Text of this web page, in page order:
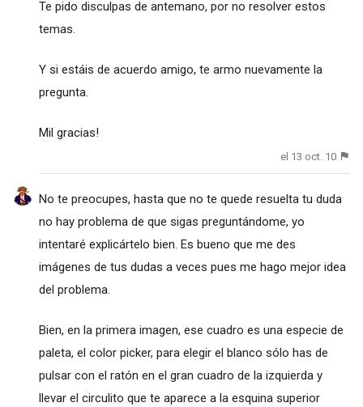
Te pido disculpas de antemano, por no resolver estos
temas.
Y si estáis de acuerdo amigo, te armo nuevamente la
pregunta.
Mil gracias!
el 13 oct. 10
No te preocupes, hasta que no te quede resuelta tu duda
no hay problema de que sigas preguntándome, yo
intentaré explicártelo bien. Es bueno que me des
imágenes de tus dudas a veces pues me hago mejor idea
del problema.
Bien, en la primera imagen, ese cuadro es una especie de
paleta, el color picker, para elegir el blanco sólo has de
pulsar con el ratón en el gran cuadro de la izquierda y
llevar el circulito que te aparece a la esquina superior